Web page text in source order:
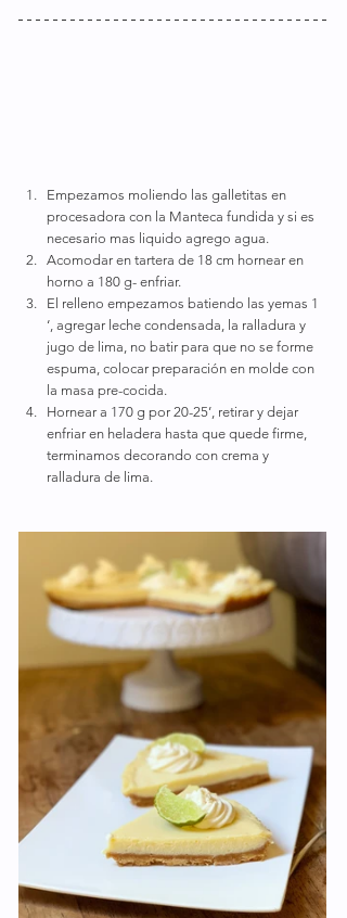
Empezamos moliendo las galletitas en
procesadora con la Manteca fundida y si es
necesario mas liquido agrego agua.
Acomodar en tartera de 18 cm hornear en
horno a 180 g- enfriar.
El relleno empezamos batiendo las yemas 1
‘, agregar leche condensada, la ralladura y
jugo de lima, no batir para que no se forme
espuma, colocar preparación en molde con
la masa pre-cocida.
Hornear a 170 g por 20-25’, retirar y dejar
enfriar en heladera hasta que quede firme,
terminamos decorando con crema y
ralladura de lima.